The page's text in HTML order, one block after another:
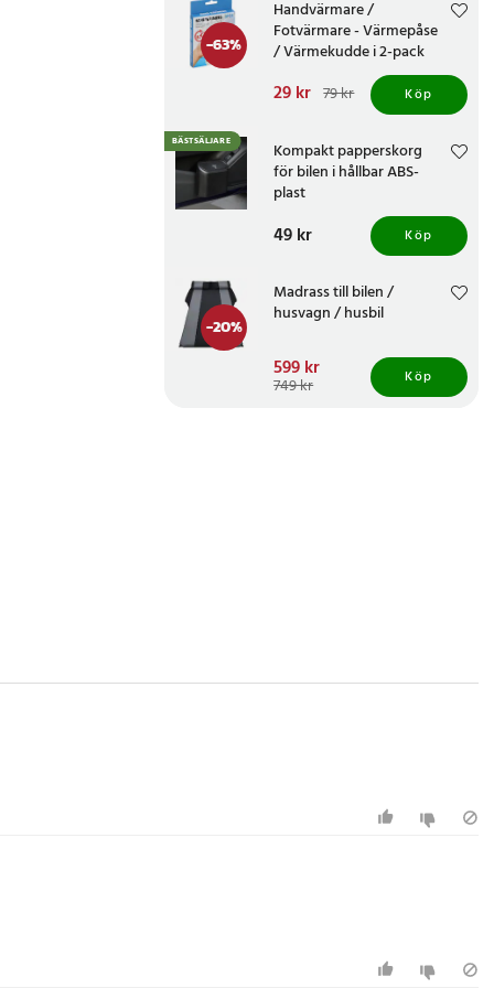
-63%
Handvärmare /
Fotvärmare - Värmepåse
/ Värmekudde i 2-pack
Nuvarande pris
Tidigare pris 79 kr
29 kr 79 kr Köp
BÄSTSÄLJARE
Kompakt papperskorg
för bilen i hållbar ABS-
plast
Pris:49 kr
49 kr Köp
-20%
Madrass till bilen /
husvagn / husbil
Nuvarande pris:
599 krTidigare pris :749 kr
599 kr
749 kr Köp